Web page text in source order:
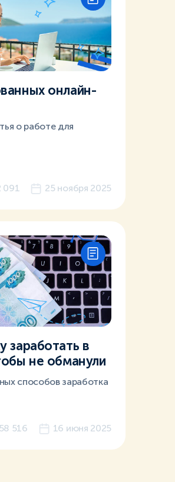
онлайн-
о работе для
091 25 ноября 2025
заработать в
не обманули
способов заработка
58 516 16 июня 2025